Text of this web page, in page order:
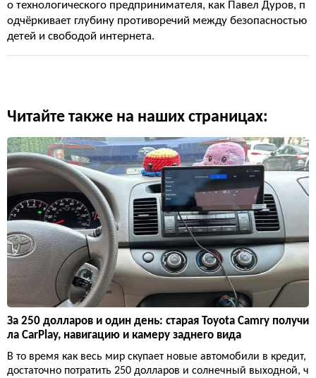
о технологического предпринимателя, как Павел Дуров, п
одчёркивает глубину противоречий между безопасностью
детей и свободой интернета.
Читайте также на наших страницах:
За 250 долларов и один день: старая Toyota Camry получи
ла CarPlay, навигацию и камеру заднего вида
В то время как весь мир скупает новые автомобили в кредит,
достаточно потратить 250 долларов и солнечный выходной, ч